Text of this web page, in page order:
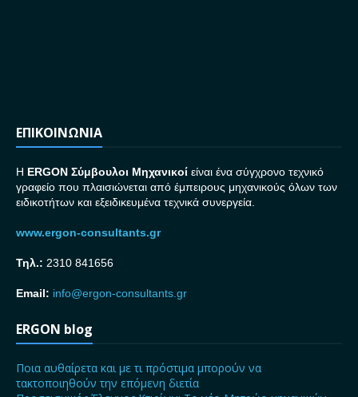
ΕΠΙΚΟΙΝΩΝΙΑ
H ERGON Σύμβουλοι Μηχανικοί είναι ένα σύγχρονο τεχνικό
γραφείο που πλαισιώνεται από έμπειρους μηχανικούς όλων των
ειδικοτήτων και εξειδικευμένα τεχνικά συνεργεία.
www.ergon-consultants.gr
Τηλ.: 2310 841656
Email: info@ergon-consultants.gr
ERGON blog
Ποια αυθαίρετα και με τι πρόστιμα μπορούν να
τακτοποιηθούν την επόμενη διετία